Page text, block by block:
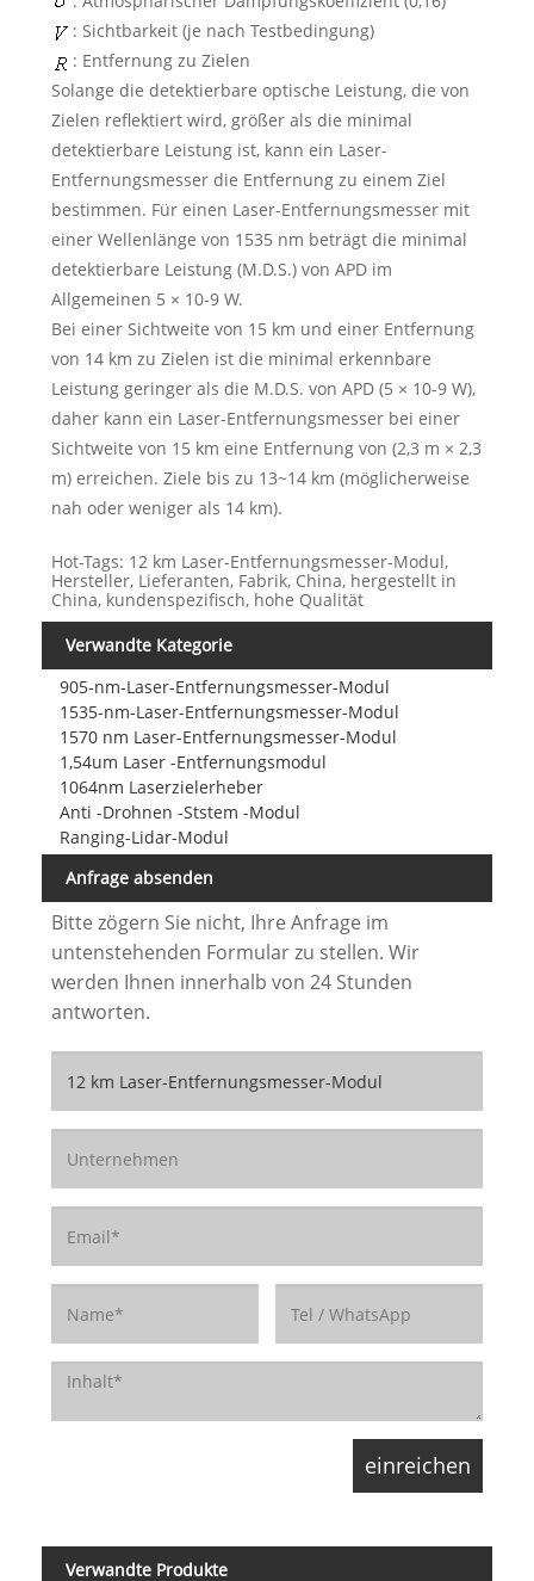
: Sichtbarkeit (je nach Testbedingung)
: Entfernung zu Zielen
Solange die detektierbare optische Leistung, die von
Zielen reflektiert wird, größer als die minimal
detektierbare Leistung ist, kann ein Laser-
Entfernungsmesser die Entfernung zu einem Ziel
bestimmen. Für einen Laser-Entfernungsmesser mit
einer Wellenlänge von 1535 nm beträgt die minimal
detektierbare Leistung (M.D.S.) von APD im
Allgemeinen 5 × 10-9 W.
Bei einer Sichtweite von 15 km und einer Entfernung
von 14 km zu Zielen ist die minimal erkennbare
Leistung geringer als die M.D.S. von APD (5 × 10-9 W),
daher kann ein Laser-Entfernungsmesser bei einer
Sichtweite von 15 km eine Entfernung von (2,3 m × 2,3
m) erreichen. Ziele bis zu 13~14 km (möglicherweise
nah oder weniger als 14 km).
Hot-Tags: 12 km Laser-Entfernungsmesser-Modul,
Hersteller, Lieferanten, Fabrik, China, hergestellt in
China, kundenspezifisch, hohe Qualität
Verwandte Kategorie
905-nm-Laser-Entfernungsmesser-Modul
1535-nm-Laser-Entfernungsmesser-Modul
1570 nm Laser-Entfernungsmesser-Modul
1,54um Laser -Entfernungsmodul
1064nm Laserzielerheber
Anti -Drohnen -Ststem -Modul
Ranging-Lidar-Modul
Anfrage absenden
Bitte zögern Sie nicht, Ihre Anfrage im
untenstehenden Formular zu stellen. Wir
werden Ihnen innerhalb von 24 Stunden
antworten.
Verwandte Produkte